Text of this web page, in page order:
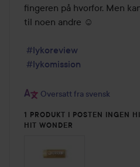
fingeren på hvorfor. Men
til noen andre ☺️
#lykoreview
#lykomission
Oversatt fra svensk
1 PRODUKT I POSTEN INGEN
HIT WONDER